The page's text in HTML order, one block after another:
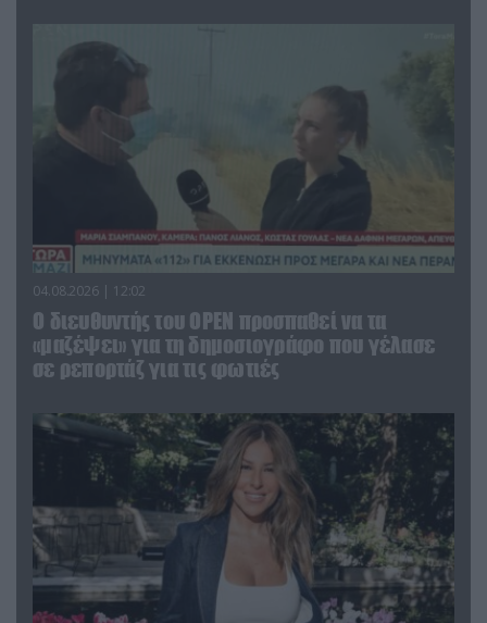
04.08.2026 | 12:02
O διευθυντής του OPEN προσπαθεί να τα
«μαζέψει» για τη δημοσιογράφο που γέλασε
σε ρεπορτάζ για τις φωτιές